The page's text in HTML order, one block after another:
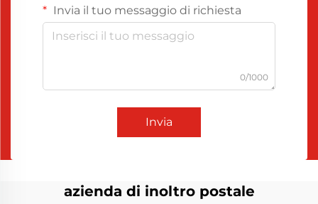
Invia il tuo messaggio di richiesta
0/1000
Invia
azienda di inoltro postale